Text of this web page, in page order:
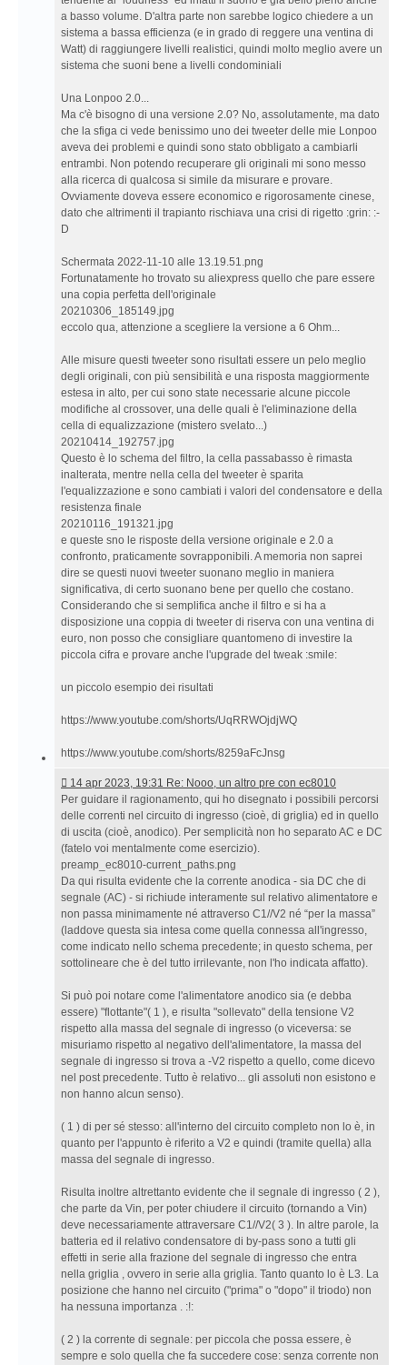
a basso volume. D'altra parte non sarebbe logico chiedere a un
sistema a bassa efficienza (e in grado di reggere una ventina di
Watt) di raggiungere livelli realistici, quindi molto meglio avere un
sistema che suoni bene a livelli condominiali
Una Lonpoo 2.0...
Ma c'è bisogno di una versione 2.0? No, assolutamente, ma dato
che la sfiga ci vede benissimo uno dei tweeter delle mie Lonpoo
aveva dei problemi e quindi sono stato obbligato a cambiarli
entrambi. Non potendo recuperare gli originali mi sono messo
alla ricerca di qualcosa si simile da misurare e provare.
Ovviamente doveva essere economico e rigorosamente cinese,
dato che altrimenti il trapianto rischiava una crisi di rigetto :grin: :-
D
Schermata 2022-11-10 alle 13.19.51.png
Fortunatamente ho trovato su aliexpress quello che pare essere
una copia perfetta dell'originale
20210306_185149.jpg
eccolo qua, attenzione a scegliere la versione a 6 Ohm...
Alle misure questi tweeter sono risultati essere un pelo meglio
degli originali, con più sensibilità e una risposta maggiormente
estesa in alto, per cui sono state necessarie alcune piccole
modifiche al crossover, una delle quali è l'eliminazione della
cella di equalizzazione (mistero svelato...)
20210414_192757.jpg
Questo è lo schema del filtro, la cella passabasso è rimasta
inalterata, mentre nella cella del tweeter è sparita
l'equalizzazione e sono cambiati i valori del condensatore e della
resistenza finale
20210116_191321.jpg
e queste sno le risposte della versione originale e 2.0 a
confronto, praticamente sovrapponibili. A memoria non saprei
dire se questi nuovi tweeter suonano meglio in maniera
significativa, di certo suonano bene per quello che costano.
Considerando che si semplifica anche il filtro e si ha a
disposizione una coppia di tweeter di riserva con una ventina di
euro, non posso che consigliare quantomeno di investire la
piccola cifra e provare anche l'upgrade del tweak :smile:
un piccolo esempio dei risultati
https://www.youtube.com/shorts/UqRRWOjdjWQ
https://www.youtube.com/shorts/8259aFcJnsg
14
apr
2023,
19:31 Re:
Nooo,
un
altro
pre
con
ec8010
14 apr 2023, 19:31 Re: Nooo, un altro pre con ec8010
Per guidare il ragionamento, qui ho disegnato i possibili percorsi
delle correnti nel circuito di ingresso (cioè, di griglia) ed in quello
di uscita (cioè, anodico). Per semplicità non ho separato AC e DC
(fatelo voi mentalmente come esercizio).
preamp_ec8010-current_paths.png
Da qui risulta evidente che la corrente anodica - sia DC che di
segnale (AC) - si richiude interamente sul relativo alimentatore e
non passa minimamente né attraverso C1//V2 né “per la massa”
(laddove questa sia intesa come quella connessa all'ingresso,
come indicato nello schema precedente; in questo schema, per
sottolineare che è del tutto irrilevante, non l'ho indicata affatto).
Si può poi notare come l'alimentatore anodico sia (e debba
essere) "flottante"( 1 ), e risulta "sollevato" della tensione V2
rispetto alla massa del segnale di ingresso (o viceversa: se
misuriamo rispetto al negativo dell'alimentatore, la massa del
segnale di ingresso si trova a -V2 rispetto a quello, come dicevo
nel post precedente. Tutto è relativo... gli assoluti non esistono e
non hanno alcun senso).
( 1 ) di per sé stesso: all'interno del circuito completo non lo è, in
quanto per l'appunto è riferito a V2 e quindi (tramite quella) alla
massa del segnale di ingresso.
Risulta inoltre altrettanto evidente che il segnale di ingresso ( 2 ),
che parte da Vin, per poter chiudere il circuito (tornando a Vin)
deve necessariamente attraversare C1//V2( 3 ). In altre parole, la
batteria ed il relativo condensatore di by-pass sono a tutti gli
effetti in serie alla frazione del segnale di ingresso che entra
nella griglia , ovvero in serie alla griglia. Tanto quanto lo è L3. La
posizione che hanno nel circuito ("prima" o "dopo" il triodo) non
ha nessuna importanza . :!:
( 2 ) la corrente di segnale: per piccola che possa essere, è
sempre e solo quella che fa succedere cose: senza corrente non